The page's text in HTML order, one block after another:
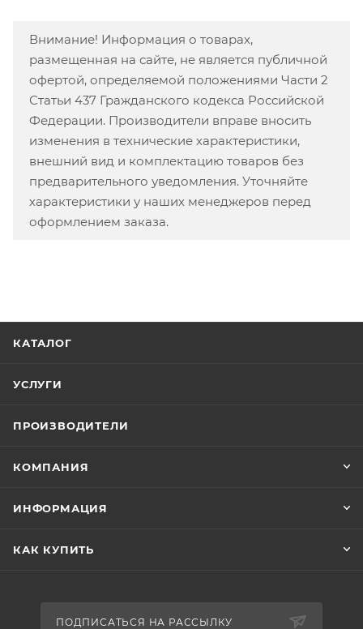
Внимание! Информация о товарах,
размещенная на сайте, не является публичной
офертой, определяемой положениями Части 2
Статьи 437 Гражданского кодекса Российской
Федерации. Производители вправе вносить
изменения в технические характеристики,
внешний вид и комплектацию товаров без
предварительного уведомления. Уточняйте
характеристики у наших менеджеров перед
оформлением заказа.
КАТАЛОГ
УСЛУГИ
ПРОИЗВОДИТЕЛИ
КОМПАНИЯ
ИНФОРМАЦИЯ
КАК КУПИТЬ
ПОДПИСАТЬСЯ НА РАССЫЛКУ